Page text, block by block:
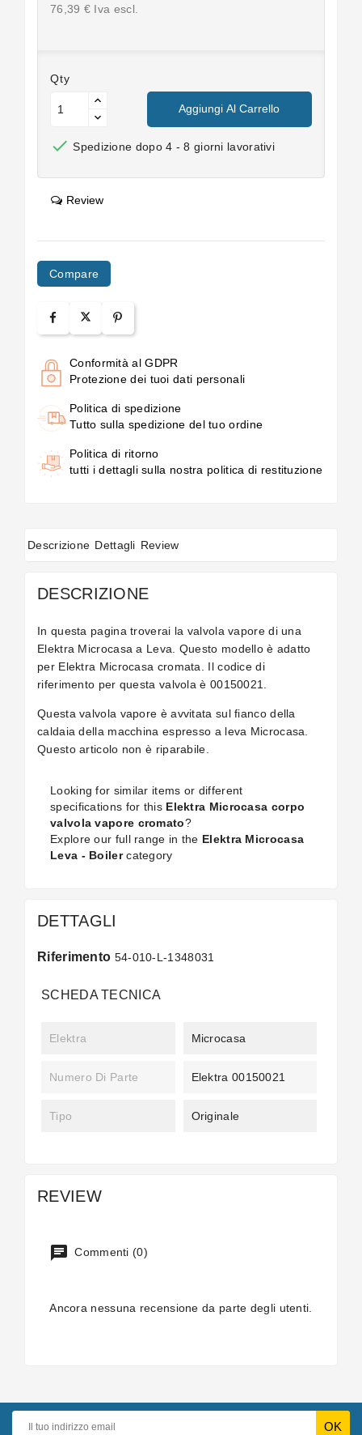
76,39 € Iva escl.
Qty
Aggiungi Al Carrello
 Spedizione dopo 4 - 8 giorni lavorativi
Review
Compare
Conformità al GDPR
Protezione dei tuoi dati personali
Politica di spedizione
Tutto sulla spedizione del tuo ordine
Politica di ritorno
tutti i dettagli sulla nostra politica di restituzione
Descrizione Dettagli Review
DESCRIZIONE
In questa pagina troverai la valvola vapore di una
Elektra Microcasa a Leva. Questo modello è adatto
per Elektra Microcasa cromata. Il codice di
riferimento per questa valvola è 00150021.
Questa valvola vapore è avvitata sul fianco della
caldaia della macchina espresso a leva Microcasa.
Questo articolo non è riparabile.
Looking for similar items or different
specifications for this Elektra Microcasa corpo
valvola vapore cromato?
Explore our full range in the Elektra Microcasa
Leva - Boilercategory
DETTAGLI
Riferimento 54-010-L-1348031
SCHEDA TECNICA
Elektra Microcasa
Numero Di Parte Elektra 00150021
Tipo Originale
REVIEW
Commenti (0)
Ancora nessuna recensione da parte degli utenti.